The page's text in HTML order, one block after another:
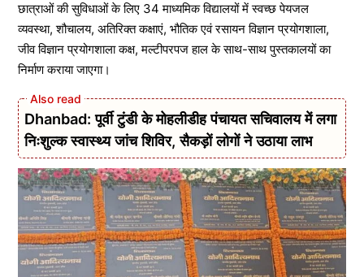
छात्राओं की सुविधाओं के लिए 34 माध्यमिक विद्यालयों में स्वच्छ पेयजल
व्यवस्था, शौचालय, अतिरिक्त कक्षाएं, भौतिक एवं रसायन विज्ञान प्रयोगशाला,
जीव विज्ञान प्रयोगशाला कक्ष, मल्टीपरपज हाल के साथ-साथ पुस्तकालयों का
निर्माण कराया जाएगा।
Dhanbad: पूर्वी टुंडी के मोहलीडीह पंचायत सचिवालय में लगा
निःशुल्क स्वास्थ्य जांच शिविर, सैकड़ों लोगों ने उठाया लाभ